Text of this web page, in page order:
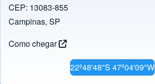
CEP: 13083-855
Campinas, SP
Como chegar
22º48'48"S 47º04'09"W